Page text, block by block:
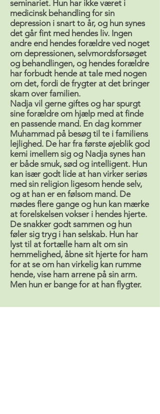
seminariet. Hun har ikke været i
medicinsk behandling for sin
depression i snart to år, og hun synes
det går fint med hendes liv. Ingen
andre end hendes forældre ved noget
om depressionen, selvmordsforsøget
og behandlingen, og hendes forældre
har forbudt hende at tale med nogen
om det, fordi de frygter at det bringer
skam over familien.
Nadja vil gerne giftes og har spurgt
sine forældre om hjælp med at finde
en passende mand. En dag kommer
Muhammad på besøg til te i familiens
lejlighed. De har fra første øjeblik god
kemi imellem sig og Nadja synes han
er både smuk, sød og intelligent. Hun
kan især godt lide at han virker seriøs
med sin religion ligesom hende selv,
og at han er en følsom mand. De
mødes flere gange og hun kan mærke
at forelskelsen vokser i hendes hjerte.
De snakker godt sammen og hun
føler sig tryg i han selskab. Hun har
lyst til at fortælle ham alt om sin
hemmelighed, åbne sit hjerte for ham
for at se om han virkelig kan rumme
hende, vise ham arrene på sin arm.
Men hun er bange for at han flygter.